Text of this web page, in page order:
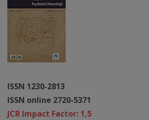
ISSN 1230-2813
ISSN online 2720-5371
JCR Impact Factor: 1,5